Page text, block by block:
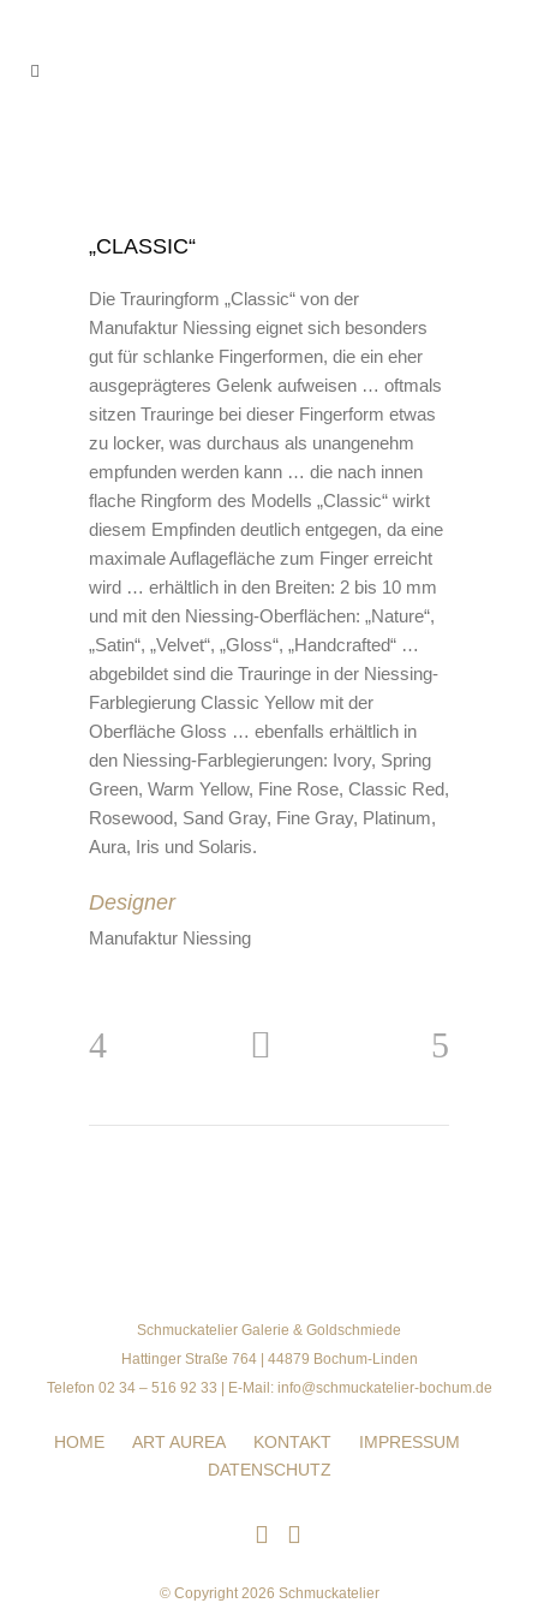
„CLASSIC“
Die Trauringform „Classic“ von der
Manufaktur Niessing eignet sich besonders
gut für schlanke Fingerformen, die ein eher
ausgeprägteres Gelenk aufweisen … oftmals
sitzen Trauringe bei dieser Fingerform etwas
zu locker, was durchaus als unangenehm
empfunden werden kann … die nach innen
flache Ringform des Modells „Classic“ wirkt
diesem Empfinden deutlich entgegen, da eine
maximale Auflagefläche zum Finger erreicht
wird … erhältlich in den Breiten: 2 bis 10 mm
und mit den Niessing-Oberflächen: „Nature“,
„Satin“, „Velvet“, „Gloss“, „Handcrafted“ …
abgebildet sind die Trauringe in der Niessing-
Farblegierung Classic Yellow mit der
Oberfläche Gloss … ebenfalls erhältlich in
den Niessing-Farblegierungen: Ivory, Spring
Green, Warm Yellow, Fine Rose, Classic Red,
Rosewood, Sand Gray, Fine Gray, Platinum,
Aura, Iris und Solaris.
Designer
Manufaktur Niessing
Schmuckatelier Galerie & Goldschmiede
Hattinger Straße 764 | 44879 Bochum-Linden
Telefon 02 34 – 516 92 33 | E-Mail: info@schmuckatelier-bochum.de
HOME ART AUREA KONTAKT
IMPRESSUM
DATENSCHUTZ
© Copyright 2026 Schmuckatelier